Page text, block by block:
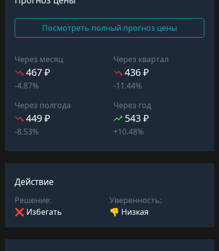
Посмотреть полный прогноз цены
Через месяц
467 ₽
-4.87%
Через квартал
436 ₽
-11.44%
Через полгода
449 ₽
-8.53%
Через год
543 ₽
+10.48%
Действие
Решение:
❌ Избегать
Уверенность:
👎 Низкая